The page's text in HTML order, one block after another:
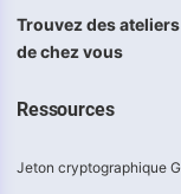
Trouvez des
de chez vous
Ressources
Jeton cryptographique